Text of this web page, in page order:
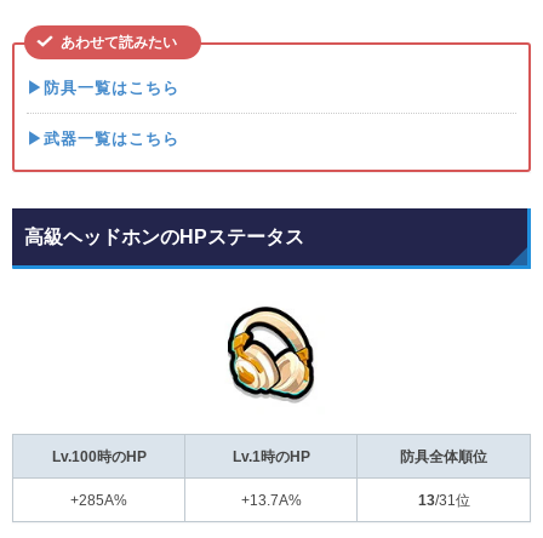
あわせて読みたい
▶防具一覧はこちら
▶武器一覧はこちら
高級ヘッドホンのHPステータス
Lv.100時のHP Lv.1時のHP 防具全体順位
+285A% +13.7A% 13/31位